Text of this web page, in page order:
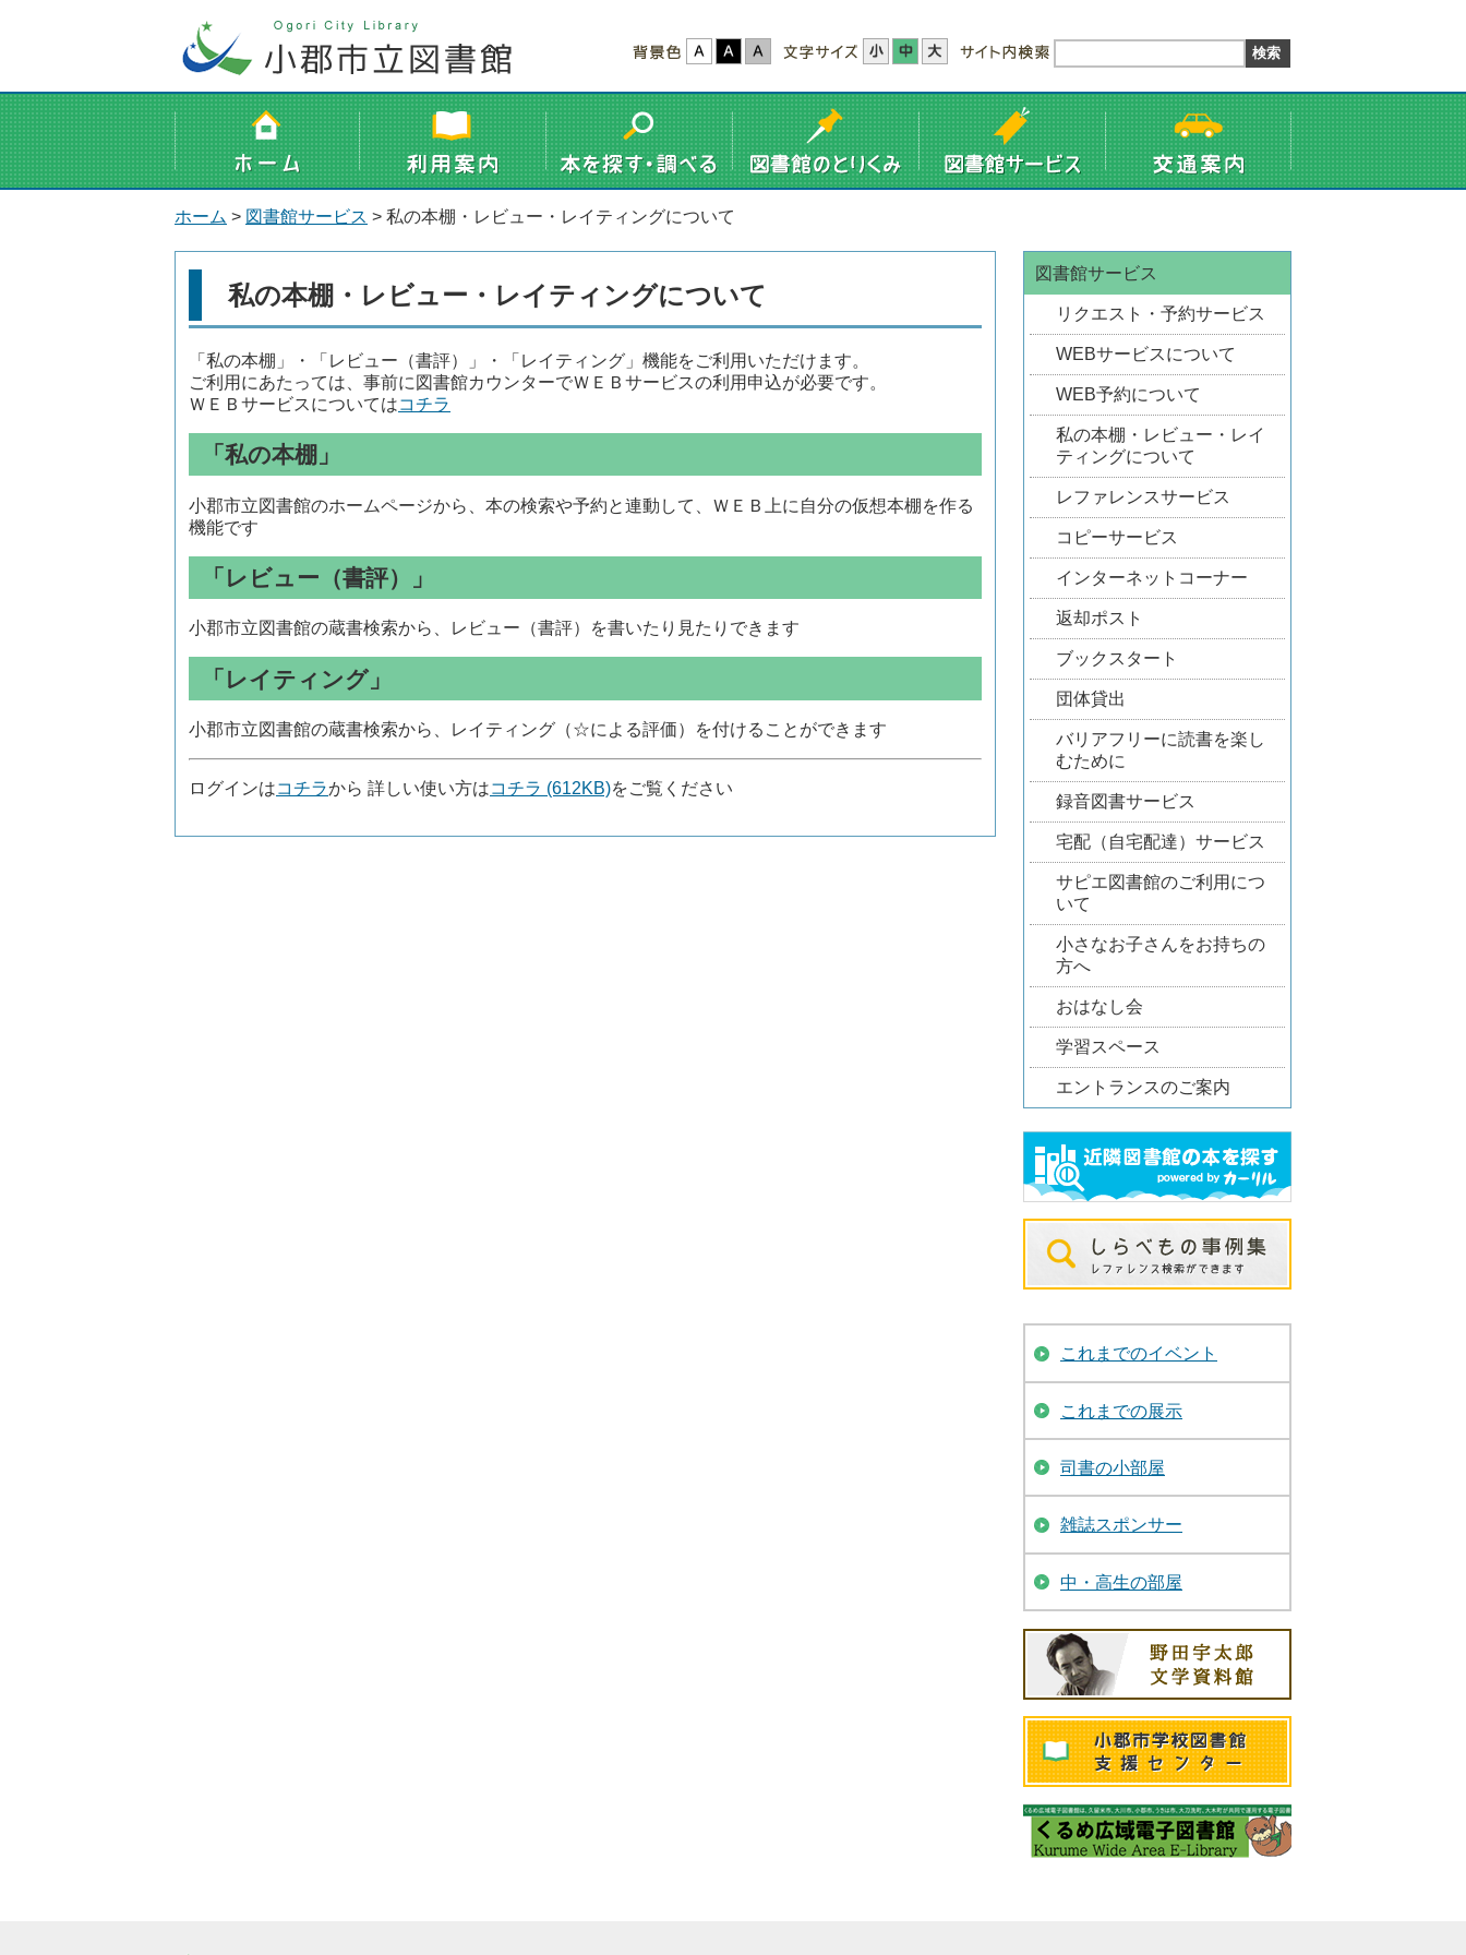
ホーム > 図書館サービス > 私の本棚・レビュー・レイティングについて
私の本棚・レビュー・レイティングについて
「私の本棚」・「レビュー（書評）」・「レイティング」機能をご利用いただけます。
ご利用にあたっては、事前に図書館カウンターでＷＥＢサービスの利用申込が必要です。
ＷＥＢサービスについてはコチラ
「私の本棚」
小郡市立図書館のホームページから、本の検索や予約と連動して、ＷＥＢ上に自分の仮想本棚を作る
機能です
「レビュー（書評）」
小郡市立図書館の蔵書検索から、レビュー（書評）を書いたり見たりできます
「レイティング」
小郡市立図書館の蔵書検索から、レイティング（☆による評価）を付けることができます
ログインはコチラから 詳しい使い方はコチラ (612KB)をご覧ください
図書館サービス
リクエスト・予約サービス
WEBサービスについて
WEB予約について
私の本棚・レビュー・レイ
ティングについて
レファレンスサービス
コピーサービス
インターネットコーナー
返却ポスト
ブックスタート
団体貸出
バリアフリーに読書を楽し
むために
録音図書サービス
宅配（自宅配達）サービス
サピエ図書館のご利用につ
いて
小さなお子さんをお持ちの
方へ
おはなし会
学習スペース
エントランスのご案内
これまでのイベント
これまでの展示
司書の小部屋
雑誌スポンサー
中・高生の部屋